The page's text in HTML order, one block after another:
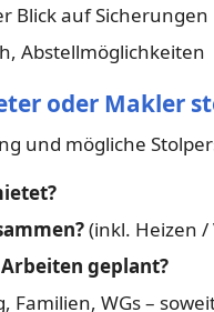
Blick auf Sicherungen
Abstellmöglichkeiten
oder Makler
und mögliche
(inkl. Heizen /
geplant?
Familien, WGs –